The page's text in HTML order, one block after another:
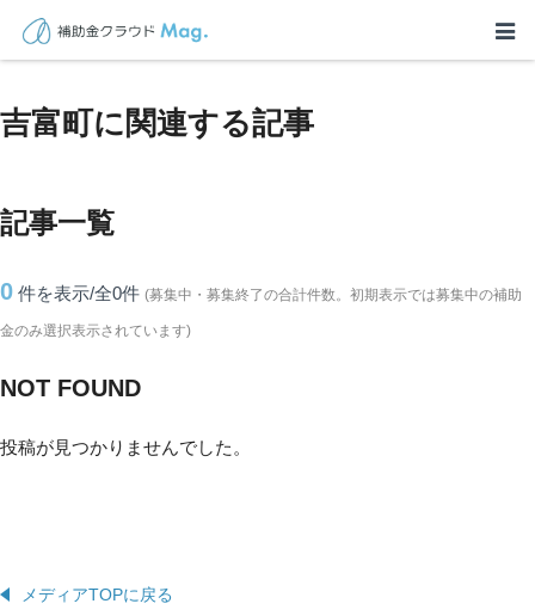
TOP > 補助金・助成金詳細>福岡県
吉富町に関連する記事
記事一覧
0 件を表示/全0件 (募集中・募集終了の合計件数。初期表示では募集中の補助
金のみ選択表示されています)
NOT FOUND
投稿が見つかりませんでした。
メディアTOPに戻る